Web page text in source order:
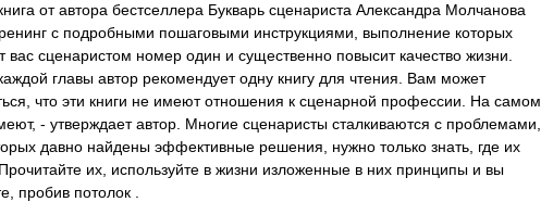
от автора бестселлера Букварь сценариста Александра Молчанова
с подробными пошаговыми инструкциями, выполнение которых
вас сценаристом номер один и существенно повысит качество жизни.
главы автор рекомендует одну книгу для чтения. Вам может
что эти книги не имеют отношения к сценарной профессии. На самом
- утверждает автор. Многие сценаристы сталкиваются с проблемами,
давно найдены эффективные решения, нужно только знать, где их
их, используйте в жизни изложенные в них принципы и вы
пробив потолок .